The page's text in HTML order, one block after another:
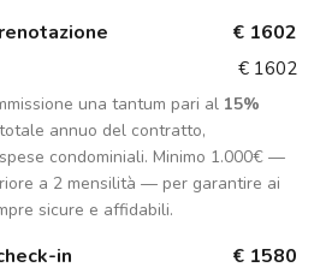
€ 1602
€ 1602
una tantum pari al 15%
annuo del contratto,
condominiali. Minimo 1.000€ —
a 2 mensilità — per garantire ai
sicure e affidabili.
in € 1580